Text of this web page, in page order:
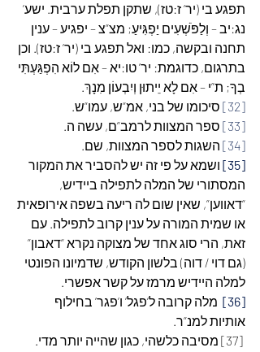
תפגע בי (יר’ ז:טז), שתקן תפלת ערבית. ישע’
נג:יב – וְלַפֹּשְׁעִים יַפְגִּיעַ; מצ”צ – יפגיע – ענין
תחנה ובקשה, כמו: ואל תפגע בי (יר’ ז:טז). וכן
בתרגום, כדוגמת: יר’ טו:יא – אִם לוֹא הִפְגַּעְתִּי
בְךָ; ת”י – אִם לָא יֵיתוּן וְיִבְעוֹן מִנָךְ.
[32]
סיכומו של בני, אמ”ש, עמו”ש.
[33]
ספר המצוות לרמב”ם, עשה ה.
[34]
השגות לספר המצוות, שם.
[35]
ושמא על פי זה יש להסביר את המקור
המסתורי של המלה לתפילה ביידיש,
“דאווען”, שאין שום לה ריעה בשפה אירופאית
או שמית המורה על ענין קרוב לתפילה. עם
זאת, הרי סוג אחד של מצוקה נקרא “דאבון”
(גם דוי / דוה) בלשון הקודש, שדמיונו הפונטי
למלה היידיש מרמז על קשר אפשרי.
[36]
מלה קרובה ל’פגל’ ו’פגר’ בחילוף
אותיות למנ”ר.
[37] מסיבה כלשהי, כגון שהייה יותר מדי.